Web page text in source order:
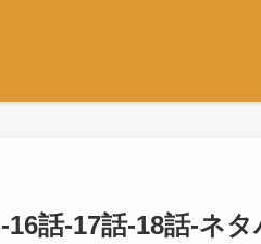
話-17話-18話-ネタ